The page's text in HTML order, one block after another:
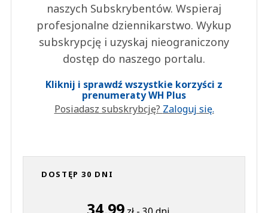
naszych Subskrybentów. Wspieraj
profesjonalne dziennikarstwo. Wykup
subskrypcję i uzyskaj nieograniczony
dostęp do naszego portalu.
Kliknij i sprawdź wszystkie korzyści z
prenumeraty WH Plus
Posiadasz subskrybcję? Zaloguj się.
DOSTĘP 30 DNI
34,99